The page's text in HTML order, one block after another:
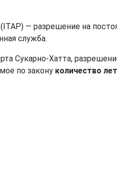
(ITAP) — разрешение на
служба.
Сукарно-Хатта,
по закону количество лет